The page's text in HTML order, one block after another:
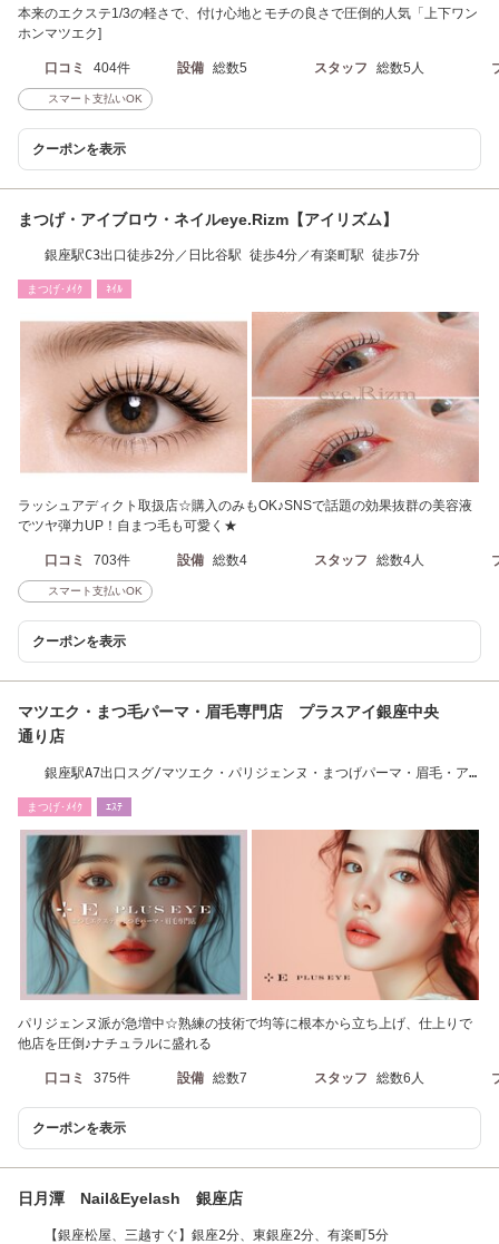
本来のエクステ1/3の軽さで、付け心地とモチの良さで圧倒的人気「上下ワン
ホンマツエク]
口コミ 404件 設備 総数5 スタッフ 総数5人
スマート支払いOK
クーポンを表示
まつげ・アイブロウ・ネイルeye.Rizm【アイリズム】
銀座駅C3出口徒歩2分／日比谷駅 徒歩4分／有楽町駅 徒歩7分
まつげ･ﾒｲｸ ﾈｲﾙ
ラッシュアディクト取扱店☆購入のみもOK♪SNSで話題の効果抜群の美容液
でツヤ弾力UP！自まつ毛も可愛く★
口コミ 703件 設備 総数4 スタッフ 総数4人
スマート支払いOK
クーポンを表示
マツエク・まつ毛パーマ・眉毛専門店 プラスアイ銀座中央
通り店
銀座駅A7出口スグ/マツエク・パリジェンヌ・まつげパーマ・眉毛・ア
まつげ･ﾒｲｸ ｴｽﾃ
パリジェンヌ派が急増中☆熟練の技術で均等に根本から立ち上げ、仕上りで
他店を圧倒♪ナチュラルに盛れる
口コミ 375件 設備 総数7 スタッフ 総数6人
クーポンを表示
日月潭 Nail&Eyelash 銀座店
【銀座松屋、三越すぐ】銀座2分、東銀座2分、有楽町5分